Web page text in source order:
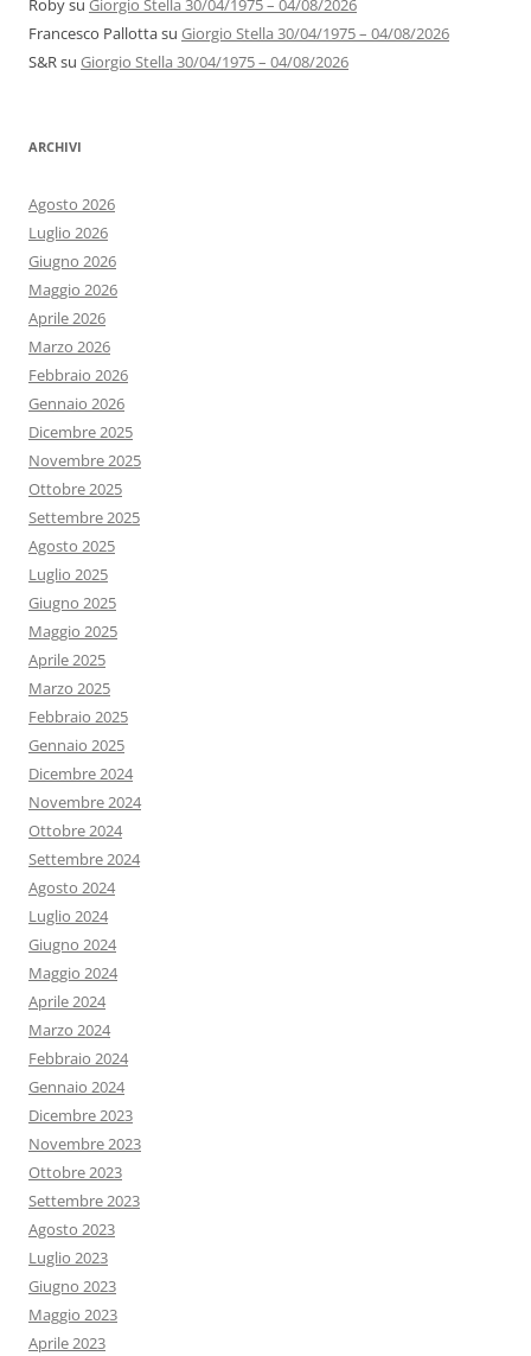
Robysu Giorgio Stella 30/04/1975 – 04/08/2026
Francesco Pallottasu Giorgio Stella 30/04/1975 – 04/08/2026
S&Rsu Giorgio Stella 30/04/1975 – 04/08/2026
ARCHIVI
Agosto 2026
Luglio 2026
Giugno 2026
Maggio 2026
Aprile 2026
Marzo 2026
Febbraio 2026
Gennaio 2026
Dicembre 2025
Novembre 2025
Ottobre 2025
Settembre 2025
Agosto 2025
Luglio 2025
Giugno 2025
Maggio 2025
Aprile 2025
Marzo 2025
Febbraio 2025
Gennaio 2025
Dicembre 2024
Novembre 2024
Ottobre 2024
Settembre 2024
Agosto 2024
Luglio 2024
Giugno 2024
Maggio 2024
Aprile 2024
Marzo 2024
Febbraio 2024
Gennaio 2024
Dicembre 2023
Novembre 2023
Ottobre 2023
Settembre 2023
Agosto 2023
Luglio 2023
Giugno 2023
Maggio 2023
Aprile 2023